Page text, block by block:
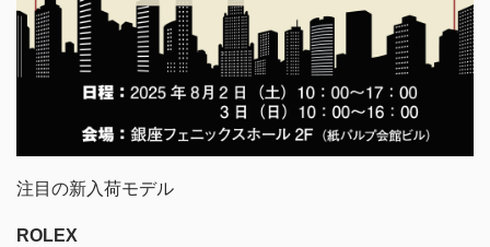
注目の新入荷モデル
ROLEX